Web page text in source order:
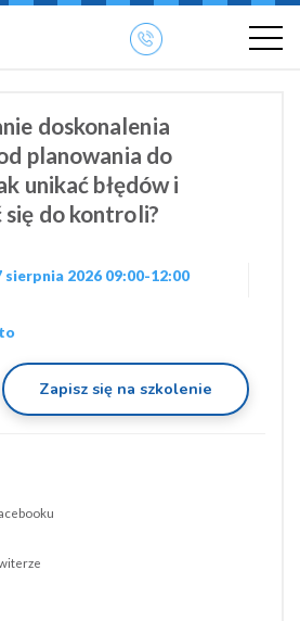
doskonalenia
planowania do
unikać błędów i
do kontroli?
sierpnia 2026 09:00-12:00
Zapisz się na szkolenie